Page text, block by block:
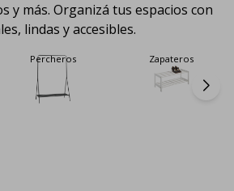
y más. Organizá tus espacios con
lindas y accesibles.
Percheros Zapateros